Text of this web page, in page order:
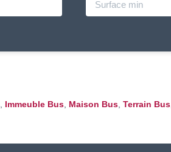
Immeuble Bus Maison Bus Terrain Bus